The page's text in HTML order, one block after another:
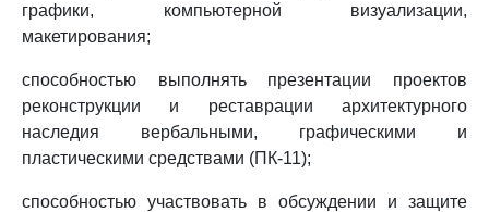
графики, компьютерной визуализации,
макетирования;
способностью выполнять презентации проектов
реконструкции и реставрации архитектурного
наследия вербальными, графическими и
пластическими средствами (ПК-11);
способностью участвовать в обсуждении и защите